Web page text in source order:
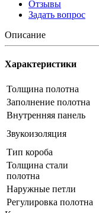
Отзывы
Задать вопрос
Описание
Характеристики
Толщина полотна
Заполнение полотна
Внутренняя панель
Звукоизоляция
Тип короба
Толщина стали
полотна
Наружные петли
Регулировка полотна